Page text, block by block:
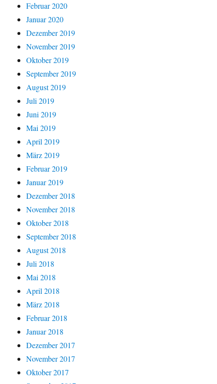
Februar 2020
Januar 2020
Dezember 2019
November 2019
Oktober 2019
September 2019
August 2019
Juli 2019
Juni 2019
Mai 2019
April 2019
März 2019
Februar 2019
Januar 2019
Dezember 2018
November 2018
Oktober 2018
September 2018
August 2018
Juli 2018
Mai 2018
April 2018
März 2018
Februar 2018
Januar 2018
Dezember 2017
November 2017
Oktober 2017